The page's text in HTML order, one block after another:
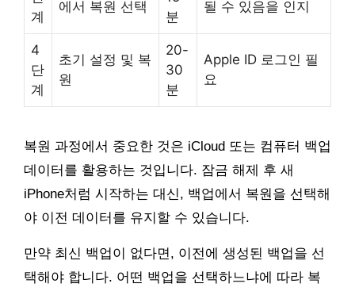
계
에서 복원 선택
분
될 수 있음을 인지
4
단
계
초기 설정 및 복
원
20-
30
분
Apple ID 로그인 필
요
복원 과정에서 중요한 것은 iCloud 또는 컴퓨터 백업
데이터를 활용하는 것입니다. 잠금 해제 후 새
iPhone처럼 시작하는 대신, 백업에서 복원을 선택해
야 이전 데이터를 유지할 수 있습니다.
만약 최신 백업이 없다면, 이전에 생성된 백업을 선
택해야 합니다. 어떤 백업을 선택하느냐에 따라 복